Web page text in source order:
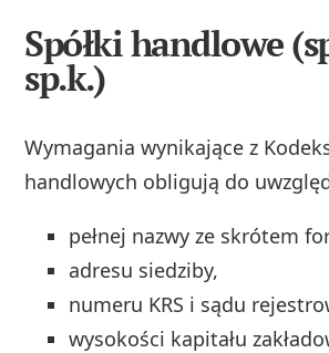
Spółki handlowe
sp.k.)
Wymagania wynikające z
handlowych obligują do
pełnej nazwy ze skrótem
adresu siedziby,
numeru KRS i sądu
wysokości kapitału